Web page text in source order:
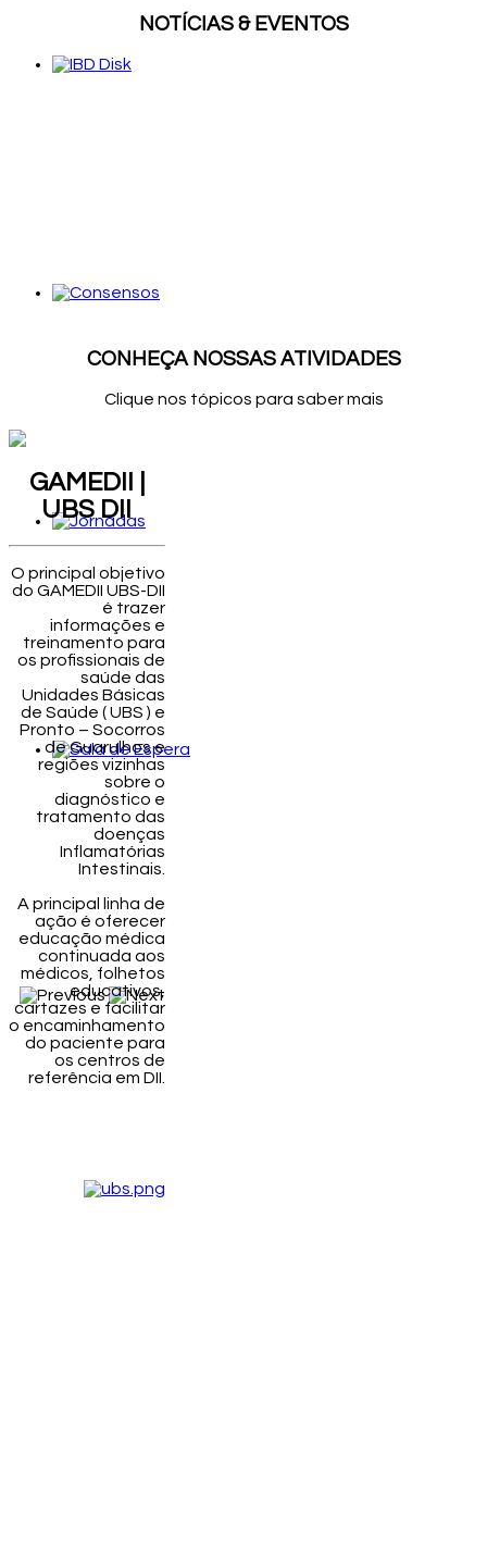
NOTÍCIAS & EVENTOS
CONHEÇA NOSSAS ATIVIDADES
Clique nos tópicos para saber mais
GAMEDII |
UBS DII
O principal objetivo
do GAMEDII UBS-DII
é trazer
informações e
treinamento para
os profissionais de
saúde das
Unidades Básicas
de Saúde ( UBS ) e
Pronto – Socorros
de Guarulhos e
regiões vizinhas
sobre o
diagnóstico e
tratamento das
doenças
Inflamatórias
Intestinais.
A principal linha de
ação é oferecer
educação médica
continuada aos
médicos, folhetos
educativos,
cartazes e facilitar
o encaminhamento
do paciente para
os centros de
referência em DII.